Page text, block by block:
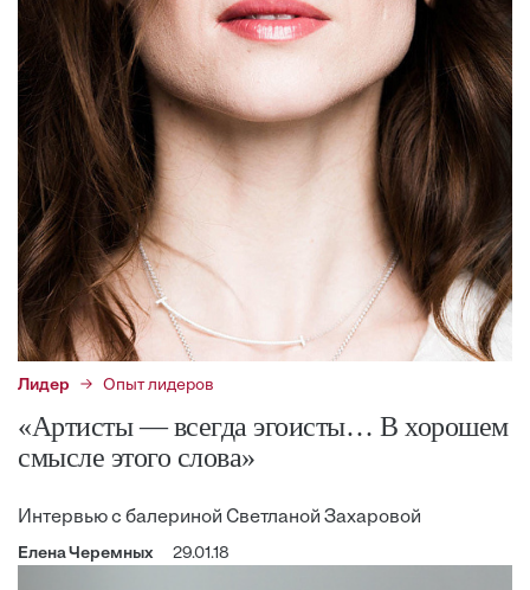
Лидер Опыт лидеров
«Артисты — всегда эгоисты… В хорошем
смысле этого слова»
Интервью с балериной Светланой Захаровой
Елена Черемных 29.01.18